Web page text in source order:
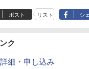
ポスト リスト シ
ク
細・申し込み